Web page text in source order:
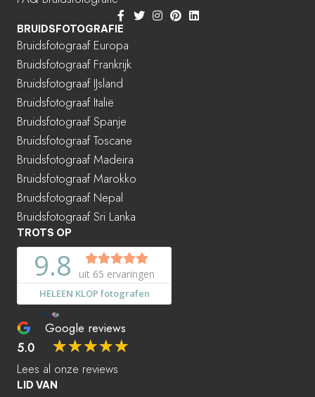
BRUIDSFOTOGRAFIE
Bruidsfotograaf Europa
Bruidsfotograaf Frankrijk
Bruidsfotograaf IJsland
Bruidsfotograaf Italië
Bruidsfotograaf Spanje
Bruidsfotograaf Toscane
Bruidsfotograaf Madeira
Bruidsfotograaf Marokko
Bruidsfotograaf Nepal
Bruidsfotograaf Sri Lanka
TROTS OP
Google reviews
5.0
☆☆☆☆☆
Lees al onze reviews
LID VAN